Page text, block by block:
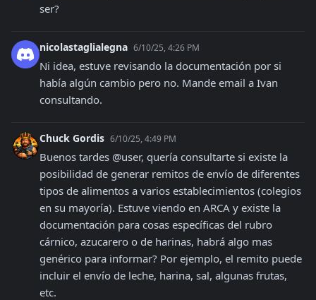
ser?
nicolastaglialegna 6/10/25, 4:26 PM
Ni idea, estuve revisando la documentación por si
había algún cambio pero no. Mande email a Ivan
consultando.
Chuck Gordis 6/10/25, 4:49 PM
Buenos tardes @user, quería consultarte si existe la
posibilidad de generar remitos de envío de diferentes
tipos de alimentos a varios establecimientos (colegios
en su mayoría). Estuve viendo en ARCA y existe la
documentación para cosas específicas del rubro
cárnico, azucarero o de harinas, habrá algo mas
genérico para informar? Por ejemplo, el remito puede
incluir el envío de leche, harina, sal, algunas frutas,
etc.